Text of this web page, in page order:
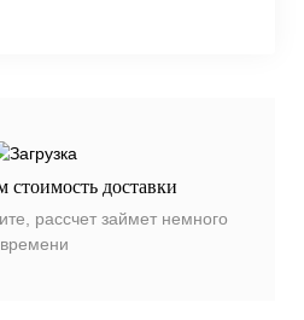
стоимость доставки
рассчет займет немного
времени